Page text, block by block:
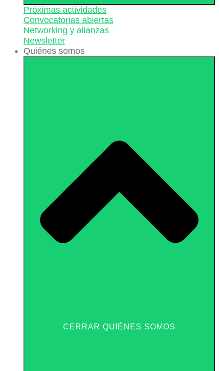
Próximas actividades
Convocatorias abiertas
Networking y alianzas
Newsletter
Quiénes somos
CERRAR QUIÉNES SOMOS